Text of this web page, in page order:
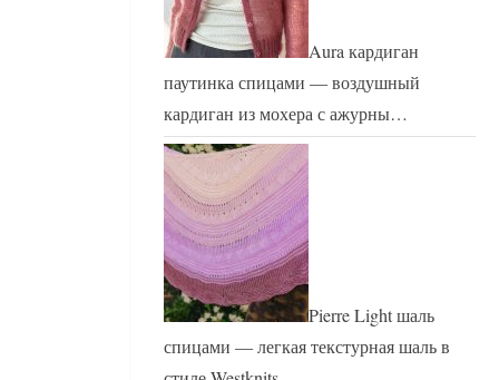
Aura кардиган
паутинка спицами — воздушный
кардиган из мохера с ажурны…
Pierre Light шаль
спицами — легкая текстурная шаль в